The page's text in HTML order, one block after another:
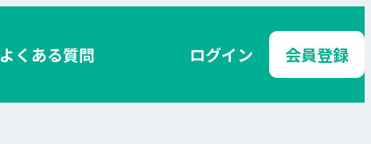
よくある質問 ログイン 会員登録